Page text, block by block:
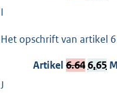
I
Het opschrift van artikel
Artikel 6.646.65
J